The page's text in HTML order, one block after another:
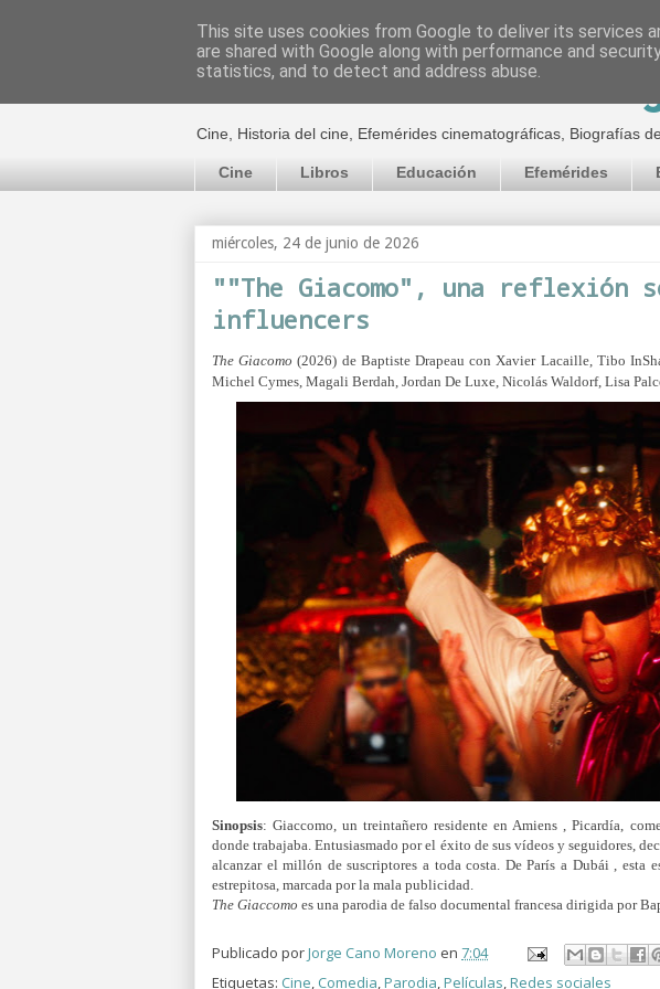
El cultural
Cine, Historia del cine, Efemérides cinematográficas, Biografías
Cine Libros Educación Efemérides
miércoles, 24 de junio de 2026
""The Giacomo", una reflexión
influencers
The Giacomo(2026) de Baptiste Drapeau con Xavier Lacaille, Tibo
Michel Cymes, Magali Berdah, Jordan De Luxe, Nicolás Waldorf, Lisa
Sinopsis: Giaccomo, un treintañero residente en Amiens , Picardía,
donde trabajaba. Entusiasmado por el éxito de sus vídeos y seguidores,
alcanzar el millón de suscriptores a toda costa. De París a Dubái , esta
estrepitosa, marcada por la mala publicidad.
The Giaccomo es una parodia de falso documental francesa dirigida por
Publicado porJorge Cano Moreno en 7:04
Etiquetas: Cine, Comedia,Parodia,Películas,Redes sociales
This site uses cookies from Google to deliver its services
are shared with Google along with performance and
statistics, and to detect and address abuse.